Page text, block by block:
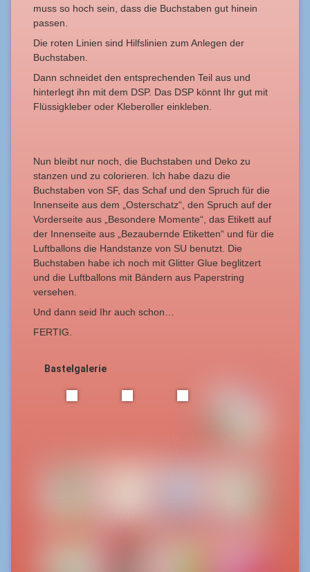
muss so hoch sein, dass die Buchstaben gut hinein
passen.
Die roten Linien sind Hilfslinien zum Anlegen der
Buchstaben.
Dann schneidet den entsprechenden Teil aus und
hinterlegt ihn mit dem DSP. Das DSP könnt Ihr gut mit
Flüssigkleber oder Kleberoller einkleben.
Nun bleibt nur noch, die Buchstaben und Deko zu
stanzen und zu colorieren. Ich habe dazu die
Buchstaben von SF, das Schaf und den Spruch für die
Innenseite aus dem „Osterschatz“, den Spruch auf der
Vorderseite aus „Besondere Momente“, das Etikett auf
der Innenseite aus „Bezaubernde Etiketten“ und für die
Luftballons die Handstanze von SU benutzt. Die
Buchstaben habe ich noch mit Glitter Glue beglitzert
und die Luftballons mit Bändern aus Paperstring
versehen.
Und dann seid Ihr auch schon…
FERTIG.
Bastelgalerie